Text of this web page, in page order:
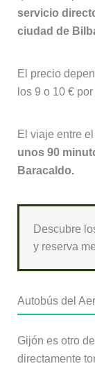
servicio
ciudad de
El precio
los 9 o 10 €
El viaje entre
unos 90
Baracaldo.
Descubre
y reserva
Autobús del
Gijón es otro
directamente